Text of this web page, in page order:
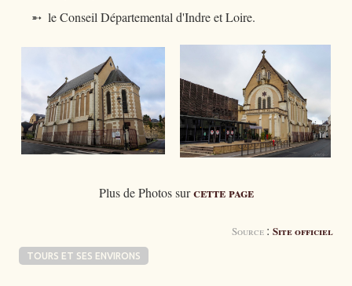
➵ le Conseil Départemental d'Indre et Loire.
Plus de Photos surcette page
Source : Site officiel
TOURS ET SES ENVIRONS